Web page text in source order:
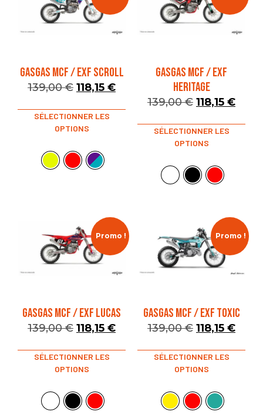
GASGAS MCF / EXF SCROLL
139,00€ 118,15 €
SÉLECTIONNER LES
OPTIONS
GASGAS MCF / EXF
HERITAGE
139,00€ 118,15 €
SÉLECTIONNER LES
OPTIONS
Promo !
GASGAS MCF / EXF LUCAS
139,00€ 118,15 €
SÉLECTIONNER LES
OPTIONS
Promo !
GASGAS MCF / EXF TOXIC
139,00€ 118,15 €
SÉLECTIONNER LES
OPTIONS